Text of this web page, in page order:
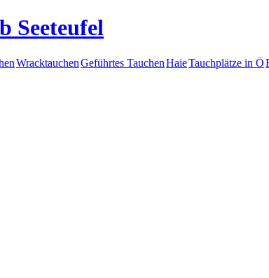
Seeteufel
WracktauchenGeführtes TauchenHaieTauchplätze in Ö